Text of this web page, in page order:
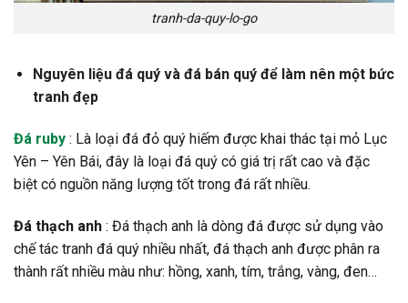
tranh-da-quy-lo-go
Nguyên liệu đá quý và đá bán quý để làm nên một bức
tranh đẹp
Đá ruby : Là loại đá đỏ quý hiếm được khai thác tại mỏ Lục
Yên – Yên Bái, đây là loại đá quý có giá trị rất cao và đặc
biệt có nguồn năng lượng tốt trong đá rất nhiều.
Đá thạch anh : Đá thạch anh là dòng đá được sử dụng vào
chế tác tranh đá quý nhiều nhất, đá thạch anh được phân ra
thành rất nhiều màu như: hồng, xanh, tím, trắng, vàng, đen…